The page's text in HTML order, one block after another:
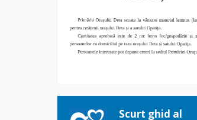
Scurt ghid al